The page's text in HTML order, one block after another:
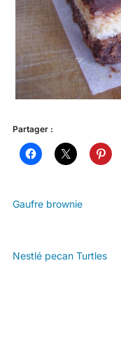
Partager :
Gaufre brownie
Nestlé pecan Turtles